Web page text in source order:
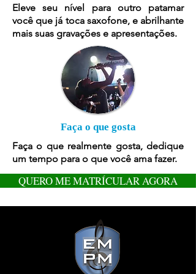
Eleve seu nível para outro patamar
você que já toca saxofone, e abrilhante
mais suas gravações e apresentações.
Faça o que gosta
Faça o que realmente gosta, dedique
um tempo para o que você ama fazer.
QUERO ME MATRÍCULAR AGORA